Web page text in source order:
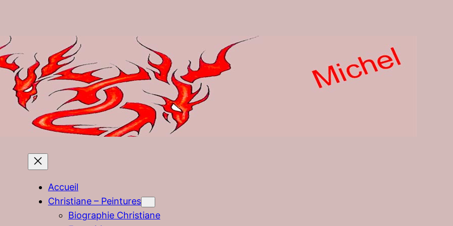
Accueil
Christiane – Peintures
Biographie Christiane